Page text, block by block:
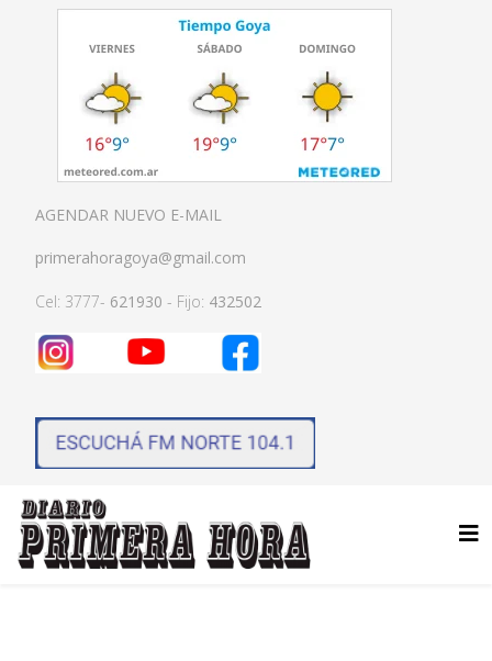
AGENDAR NUEVO E-MAIL
primerahoragoya@gmail.com
Cel: 3777- 621930 - Fijo: 432502